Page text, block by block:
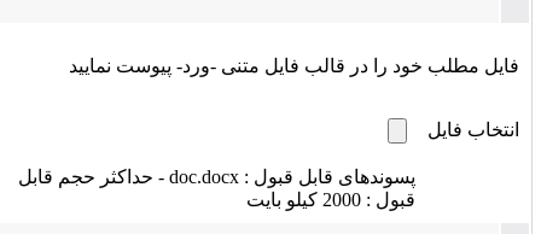
فایل مطلب خود را در قالب فایل متنی -ورد- پیوست نمایید
انتخاب فایل
پسوندهای قابل قبول : doc.docx - حداکثر حجم قابل
قبول : 2000 کیلو بایت